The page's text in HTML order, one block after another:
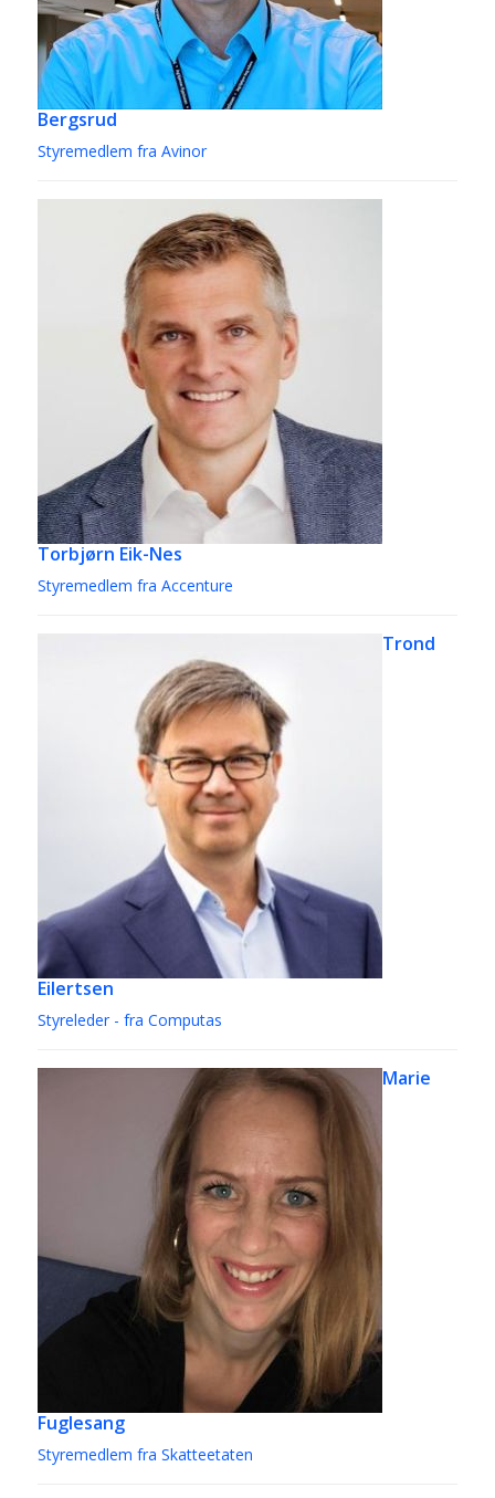
Bergsrud
Styremedlem fra Avinor
Torbjørn Eik-Nes
Styremedlem fra Accenture
Trond
Eilertsen
Styreleder - fra Computas
Marie
Fuglesang
Styremedlem fra Skatteetaten